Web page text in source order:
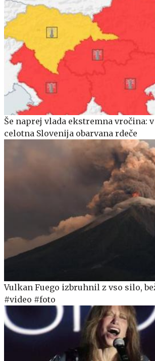
Še naprej vlada ekstremna vročina:
celotna Slovenija obarvana rdeče
Vulkan Fuego izbruhnil z vso silo,
#video #foto